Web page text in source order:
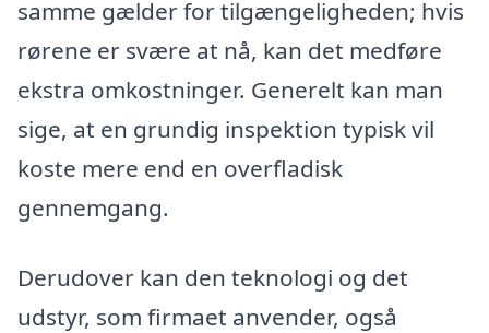
samme gælder for tilgængeligheden; hvis
rørene er svære at nå, kan det medføre
ekstra omkostninger. Generelt kan man
sige, at en grundig inspektion typisk vil
koste mere end en overfladisk
gennemgang.
Derudover kan den teknologi og det
udstyr, som firmaet anvender, også